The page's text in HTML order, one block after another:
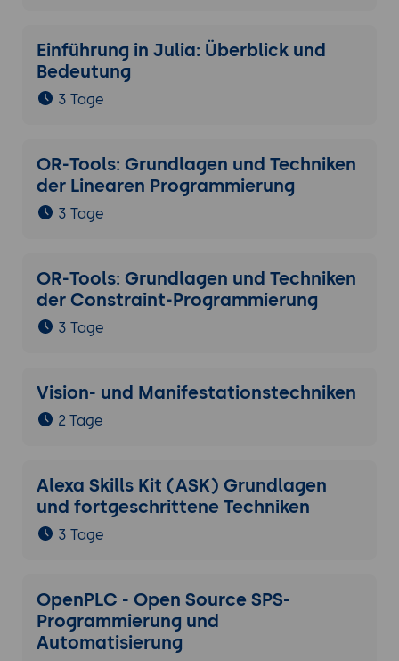
Einführung in Julia: Überblick und
Bedeutung
3 Tage
OR-Tools: Grundlagen und Techniken
der Linearen Programmierung
3 Tage
OR-Tools: Grundlagen und Techniken
der Constraint-Programmierung
3 Tage
Vision- und Manifestationstechniken
2 Tage
Alexa Skills Kit (ASK) Grundlagen
und fortgeschrittene Techniken
3 Tage
OpenPLC - Open Source SPS-
Programmierung und
Automatisierung